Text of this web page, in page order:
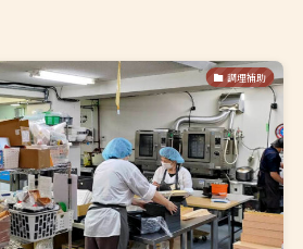
調理補助